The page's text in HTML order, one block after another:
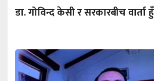
डा. गोविन्द केसी र सरकारबीच वार्ता